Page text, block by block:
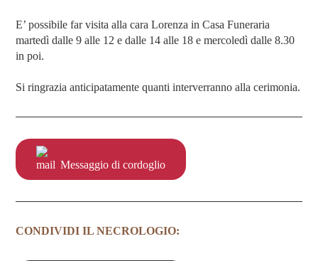
E’ possibile far visita alla cara Lorenza in Casa Funeraria
martedì dalle 9 alle 12 e dalle 14 alle 18 e mercoledì dalle 8.30
in poi.
Si ringrazia anticipatamente quanti interverranno alla cerimonia.
Messaggio di cordoglio
CONDIVIDI IL NECROLOGIO: